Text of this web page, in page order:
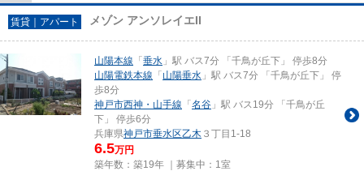
賃貸｜アパート メゾン アンソレイエII
山陽本線 「 垂水 」駅 バス7分 「千鳥が丘下」 停歩8分
山陽電鉄本線 「 山陽垂水 」駅 バス7分 「千鳥が丘下」 停
歩8分
神戸市西神・山手線 「 名谷 」駅 バス19分 「千鳥が丘
下」 停歩6分
兵庫県神戸市垂水区乙木 ３丁目1-18
6.5万円
築年数：築19年 ｜募集中： 1室